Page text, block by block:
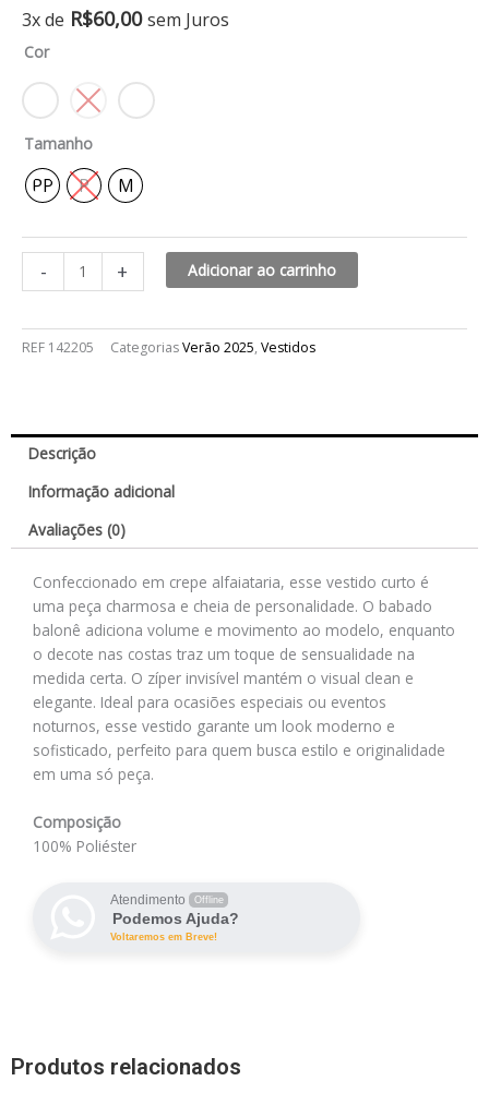
original
atual
3x de R$60,00 sem Juros
Cor
Tamanho
PP P M
-
Vestido
quantidade
+ Adicionar ao carrinho
REF 142205 CategoriasVerão 2025, Vestidos
Descrição
Informação adicional
Avaliações (0)
Confeccionado em crepe alfaiataria, esse vestido curto é
uma peça charmosa e cheia de personalidade. O babado
balonê adiciona volume e movimento ao modelo, enquanto
o decote nas costas traz um toque de sensualidade na
medida certa. O zíper invisível mantém o visual clean e
elegante. Ideal para ocasiões especiais ou eventos
noturnos, esse vestido garante um look moderno e
sofisticado, perfeito para quem busca estilo e originalidade
em uma só peça.
Composição
100% Poliéster
Atendimento Offline
Podemos Ajuda?
Voltaremos em Breve!
Produtos relacionados